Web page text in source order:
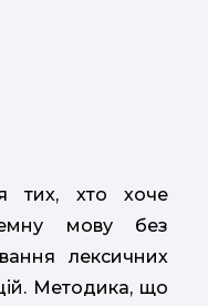
тих, хто хоче
мову без
лексичних
Методика, що